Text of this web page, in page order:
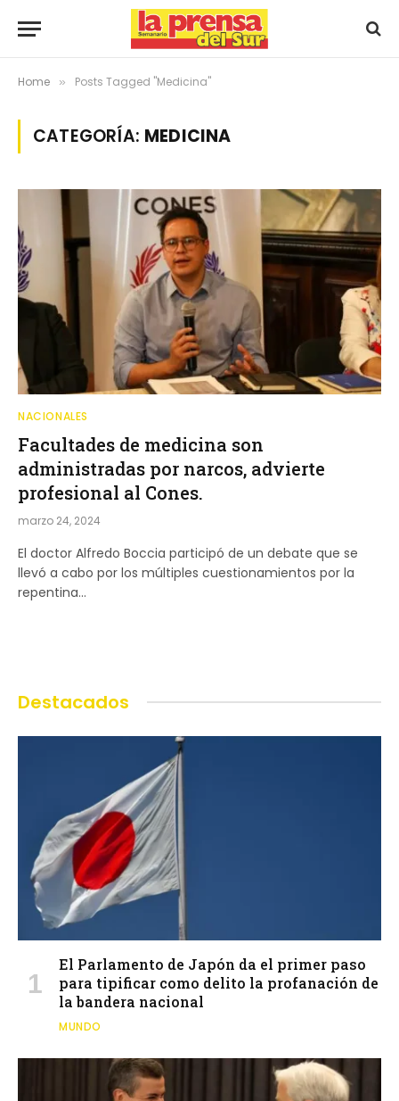
Home » Posts Tagged "Medicina"
CATEGORÍA: MEDICINA
NACIONALES
Facultades de medicina son
administradas por narcos, advierte
profesional al Cones.
marzo 24, 2024
El doctor Alfredo Boccia participó de un debate que se
llevó a cabo por los múltiples cuestionamientos por la
repentina…
Destacados
El Parlamento de Japón da el primer paso
para tipificar como delito la profanación de
la bandera nacional
MUNDO